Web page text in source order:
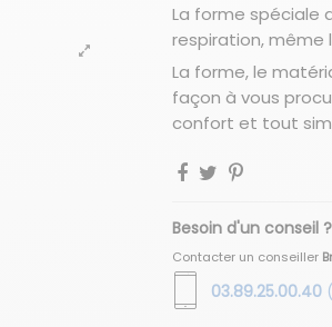
La forme spéciale
respiration, même
La forme, le
façon à vous
confort et tout
Besoin d'un conseil ?
Contacter un conseiller
03.89.25.00.40